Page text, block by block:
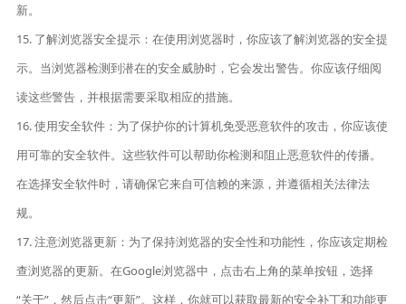
新。
15. 了解浏览器安全提示：在使用浏览器时，你应该了解浏览器的安全提
示。当浏览器检测到潜在的安全威胁时，它会发出警告。你应该仔细阅
读这些警告，并根据需要采取相应的措施。
16. 使用安全软件：为了保护你的计算机免受恶意软件的攻击，你应该使
用可靠的安全软件。这些软件可以帮助你检测和阻止恶意软件的传播。
在选择安全软件时，请确保它来自可信赖的来源，并遵循相关法律法
规。
17. 注意浏览器更新：为了保持浏览器的安全性和功能性，你应该定期检
查浏览器的更新。在Google浏览器中，点击右上角的菜单按钮，选择
“关于”，然后点击“更新”。这样，你就可以获取最新的安全补丁和功能更